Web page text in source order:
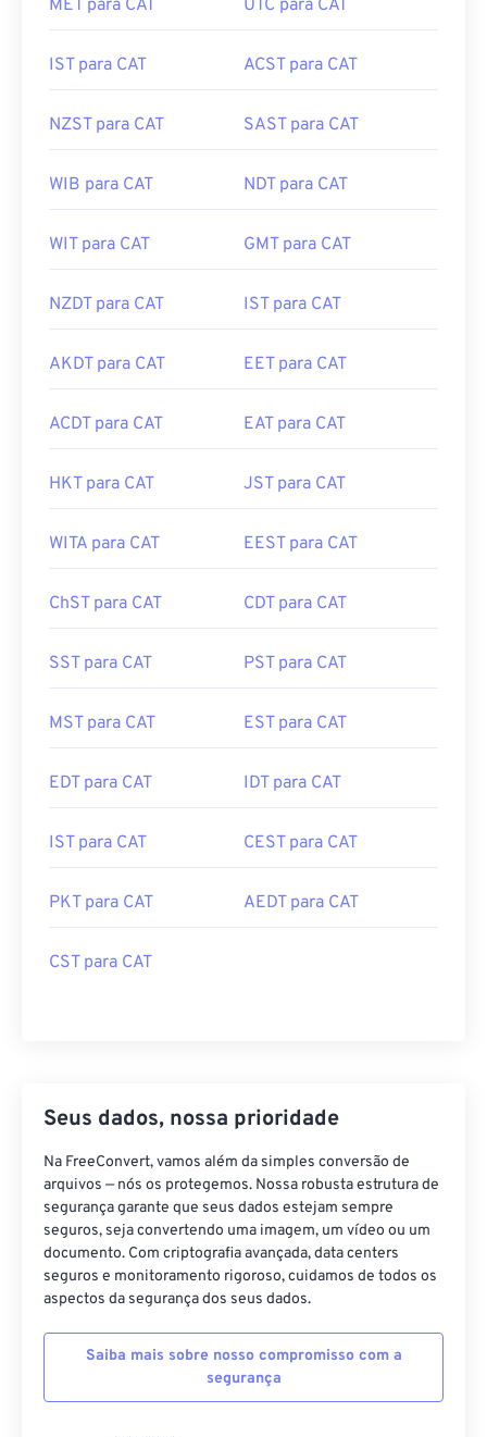
MET para CAT UTC para CAT
IST para CAT ACST para CAT
NZST para CAT SAST para CAT
WIB para CAT NDT para CAT
WIT para CAT GMT para CAT
NZDT para CAT IST para CAT
AKDT para CAT EET para CAT
ACDT para CAT EAT para CAT
HKT para CAT JST para CAT
WITA para CAT EEST para CAT
ChST para CAT CDT para CAT
SST para CAT PST para CAT
MST para CAT EST para CAT
EDT para CAT IDT para CAT
IST para CAT CEST para CAT
PKT para CAT AEDT para CAT
CST para CAT
Seus dados, nossa prioridade
Na FreeConvert, vamos além da simples conversão de
arquivos — nós os protegemos. Nossa robusta estrutura de
segurança garante que seus dados estejam sempre
seguros, seja convertendo uma imagem, um vídeo ou um
documento. Com criptografia avançada, data centers
seguros e monitoramento rigoroso, cuidamos de todos os
aspectos da segurança dos seus dados.
Saiba mais sobre nosso compromisso com a
segurança